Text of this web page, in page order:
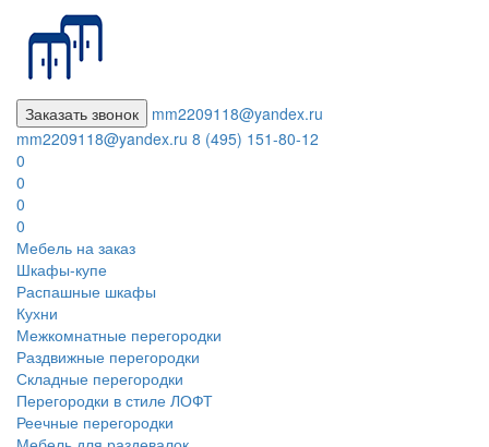
Заказать звонок
mm2209118@yandex.ru
mm2209118@yandex.ru 8 (495) 151-80-12
0
0
0
0
Мебель на заказ
Шкафы-купе
Распашные шкафы
Кухни
Межкомнатные перегородки
Раздвижные перегородки
Складные перегородки
Перегородки в стиле ЛОФТ
Реечные перегородки